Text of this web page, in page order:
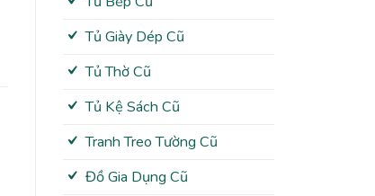
Tủ Giày Dép Cũ
Tủ Thờ Cũ
Tủ Kệ Sách Cũ
Tranh Treo Tường Cũ
Đồ Gia Dụng Cũ